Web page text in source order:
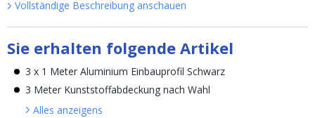
Vollständige Beschreibung anschauen
Sie erhalten folgende Artikel
3 x 1 Meter Aluminium Einbauprofil Schwarz
3 Meter Kunststoffabdeckung nach Wahl
Alles anzeigens